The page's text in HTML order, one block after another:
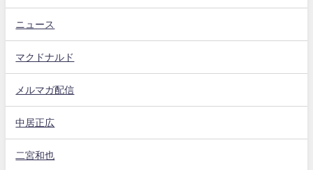
ニュース
マクドナルド
メルマガ配信
中居正広
二宮和也